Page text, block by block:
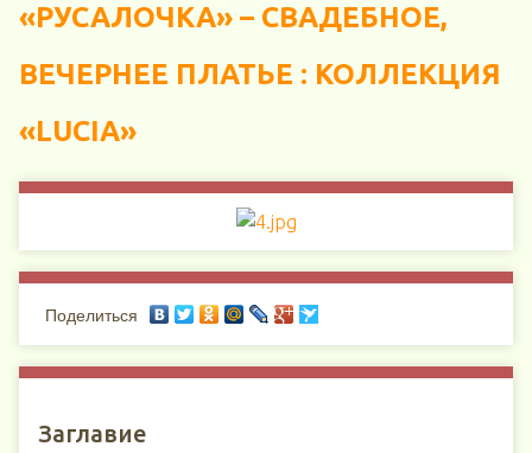
«РУСАЛОЧКА» – СВАДЕБНОЕ,
ВЕЧЕРНЕЕ ПЛАТЬЕ : КОЛЛЕКЦИЯ
«LUCIA»
Поделиться
Заглавие